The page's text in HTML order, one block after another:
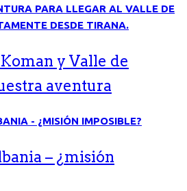
y Valle de
aventura
– ¿misión